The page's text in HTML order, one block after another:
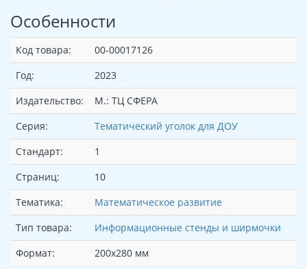
Особенности
Код товара:
00-00017126
Год:
2023
Издательство:
М.: ТЦ СФЕРА
Серия:
Тематический уголок для ДОУ
Стандарт:
1
Страниц:
10
Тематика:
Математическое развитие
Тип товара:
Информационные стенды и ширмочки
Формат:
200х280 мм